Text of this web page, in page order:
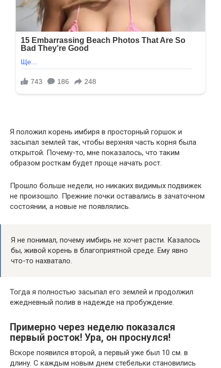
Я положил корень имбиря в просторный горшок и
засыпал землей так, чтобы верхняя часть корня была
открытой. Почему-то, мне показалось, что таким
образом росткам будет проще начать рост.
Прошло больше недели, но никаких видимых подвижек
не произошло. Прежние почки оставались в зачаточном
состоянии, а новые не появлялись.
Я не понимал, почему имбирь не хочет расти. Казалось
бы, живой корень в благоприятной среде. Ему явно
что-то нахватало.
Тогда я полностью засыпал его землей и продолжил
ежедневный полив в надежде на пробуждение.
Примерно через неделю показался
первый росток! Ура, он проснулся!
Вскоре появился второй, а первый уже был 10 см. в
длину. С каждым новым днем стебельки становились